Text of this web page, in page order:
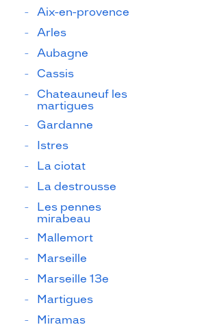
Aix-en-provence
Arles
Aubagne
Cassis
Chateauneuf les
martigues
Gardanne
Istres
La ciotat
La destrousse
Les pennes
mirabeau
Mallemort
Marseille
Marseille 13e
Martigues
Miramas